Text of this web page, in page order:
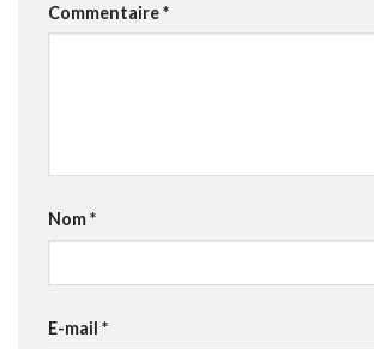
Commentaire*
Nom*
E-mail *